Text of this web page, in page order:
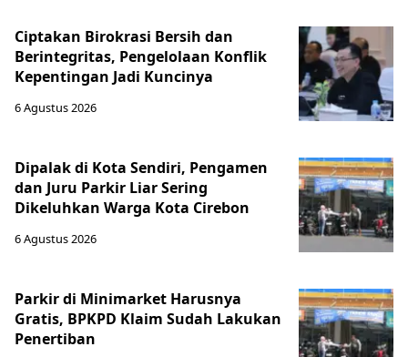
Ciptakan Birokrasi Bersih dan
Berintegritas, Pengelolaan Konflik
Kepentingan Jadi Kuncinya
6 Agustus 2026
Dipalak di Kota Sendiri, Pengamen
dan Juru Parkir Liar Sering
Dikeluhkan Warga Kota Cirebon
6 Agustus 2026
Parkir di Minimarket Harusnya
Gratis, BPKPD Klaim Sudah Lakukan
Penertiban